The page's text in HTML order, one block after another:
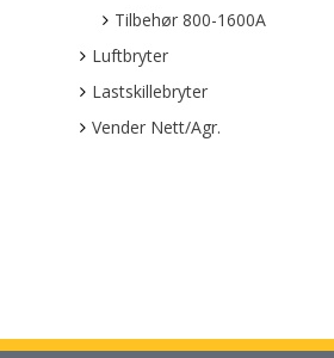
Tilbehør 800-1600A
Luftbryter
Lastskillebryter
Vender Nett/Agr.